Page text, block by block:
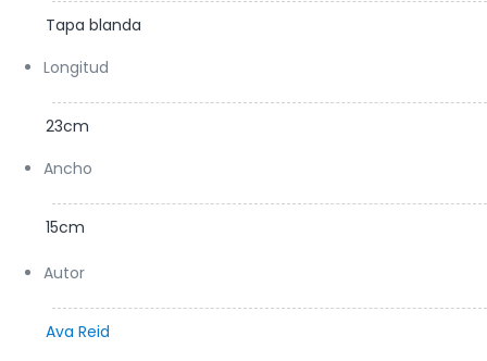
Tapa blanda
Longitud
23cm
Ancho
15cm
Autor
Ava Reid